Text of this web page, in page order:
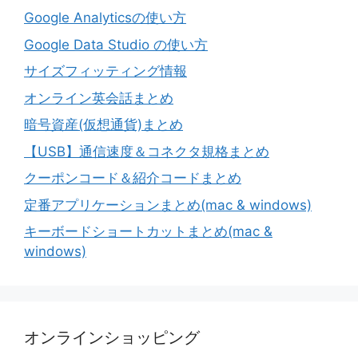
Google Analyticsの使い方
Google Data Studio の使い方
サイズフィッティング情報
オンライン英会話まとめ
暗号資産(仮想通貨)まとめ
【USB】通信速度＆コネクタ規格まとめ
クーポンコード＆紹介コードまとめ
定番アプリケーションまとめ(mac & windows)
キーボードショートカットまとめ(mac &
windows)
オンラインショッピング